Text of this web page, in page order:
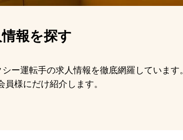
報を探す
ー運転手の求人情報を徹底網羅しています。
様にだけ紹介します。